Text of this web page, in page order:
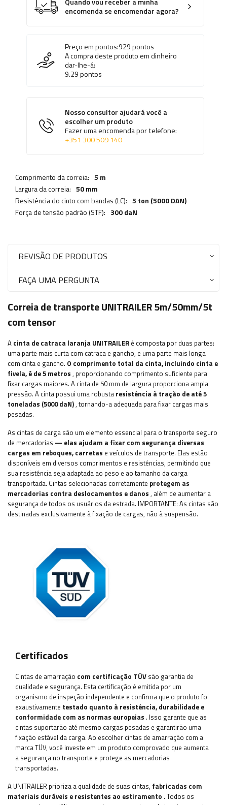
encomenda se encomendar agora?
Preço em pontos:929pontos
A compra deste produto em dinheiro
dar-lhe-á:
9.29pontos
Nosso consultor ajudará você a
escolher um produto
Fazer uma encomenda por telefone:
+351 300 509 140
Comprimento da correia: 5 m
Largura da correia: 50 mm
Resistência do cinto com bandas (LC): 5 ton (5000 DAN)
Força de tensão padrão (STF): 300 daN
REVISÃO DE PRODUTOS
FAÇA UMA PERGUNTA
Correia de transporte UNITRAILER 5m/50mm/5t
com tensor
A cinta de catraca laranja UNITRAILER é composta por duas partes:
uma parte mais curta com catraca e gancho, e uma parte mais longa
com cinta e gancho. O comprimento total da cinta, incluindo cinta e
fivela, é de 5 metros , proporcionando comprimento suficiente para
fixar cargas maiores. A cinta de 50 mm de largura proporciona ampla
pressão. A cinta possui uma robusta resistência à tração de até 5
toneladas (5000 daN), tornando-a adequada para fixar cargas mais
pesadas.
As cintas de carga são um elemento essencial para o transporte seguro
de mercadorias — elas ajudam a fixar com segurança diversas
cargas em reboques, carretas e veículos de transporte. Elas estão
disponíveis em diversos comprimentos e resistências, permitindo que
sua resistência seja adaptada ao peso e ao tamanho da carga
transportada. Cintas selecionadas corretamente protegem as
mercadorias contra deslocamentos e danos , além de aumentar a
segurança de todos os usuários da estrada. IMPORTANTE: As cintas são
destinadas exclusivamente à fixação de cargas, não à suspensão.
Certificados
Cintas de amarração com certificação TÜV são garantia de
qualidade e segurança. Esta certificação é emitida por um
organismo de inspeção independente e confirma que o produto foi
exaustivamente testado quanto à resistência, durabilidade e
conformidade com as normas europeias . Isso garante que as
cintas suportarão até mesmo cargas pesadas e garantirão uma
fixação estável da carga. Ao escolher cintas de amarração com a
marca TÜV, você investe em um produto comprovado que aumenta
a segurança no transporte e protege as mercadorias
transportadas.
A UNITRAILER prioriza a qualidade de suas cintas, fabricadas com
materiais duráveis e resistentes ao estiramento . Todos os